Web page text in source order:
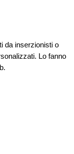
da inserzionisti o
Lo fanno